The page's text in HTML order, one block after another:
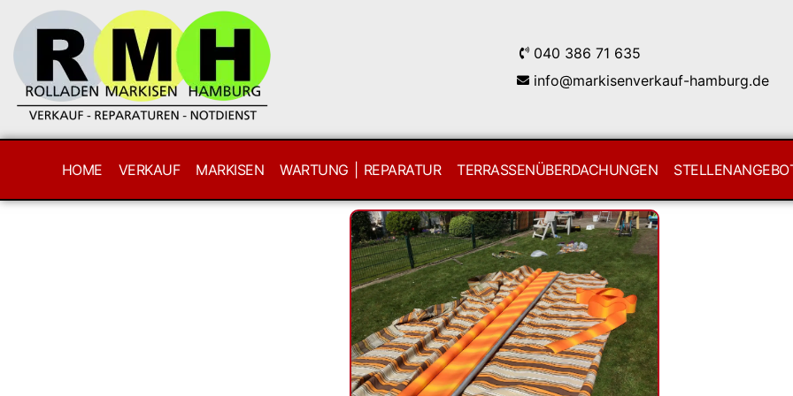
040 386 71 635
info@markisenverkauf-hamburg.de
HOME VERKAUF MARKISEN WARTUNG | REPARATUR TERRASSENÜBERDACHUNGEN